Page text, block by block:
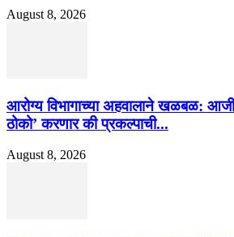
August 8, 2026
आरोग्य विभागाच्या अहवालाने खळबळ:
ठोको’ करणार की प्रकल्पाची...
August 8, 2026